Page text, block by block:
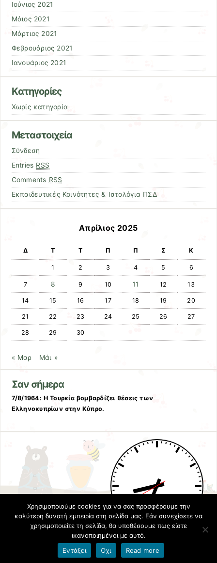
Ιούνιος 2021
Μάιος 2021
Μάρτιος 2021
Φεβρουάριος 2021
Ιανουάριος 2021
Kατηγορίες
Χωρίς κατηγορία
Μεταστοιχεία
Σύνδεση
Entries RSS
Comments RSS
Εκπαιδευτικές Κοινότητες & Ιστολόγια ΠΣΔ
Απρίλιος 2025
Δ Τ Τ Π Π Σ Κ
1 2 3 4 5 6
7 8 9 10 11 12 13
14 15 16 17 18 19 20
21 22 23 24 25 26 27
28 29 30
« Μαρ Μάι »
Σαν σήμερα
7/8/1964: Η Τουρκία βομβαρδίζει θέσεις των
Ελληνοκυπρίων στην Κύπρο.
Όροι χρήσης blogs.sch.gr|Δήλωση προσβασιμότητας
Χρησιμοποιούμε cookies για να σας προσφέρουμε την
καλύτερη δυνατή εμπειρία στη σελίδα μας. Εάν συνεχίσετε να
χρησιμοποιείτε τη σελίδα, θα υποθέσουμε πως είστε
ικανοποιημένοι με αυτό.
Εντάξει
Όχι Read more